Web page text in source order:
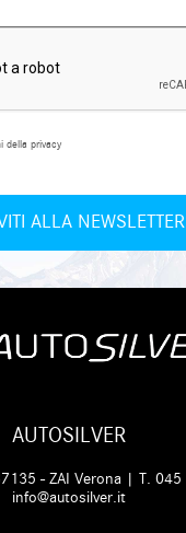
della privacy
AUTOSILVER
- ZAI Verona | T.045
info@autosilver.it